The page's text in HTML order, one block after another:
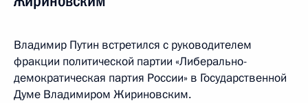
Владимир Путин встретился с руководителем
фракции политической партии «Либерально-
демократическая партия России» в Государственной
Думе Владимиром Жириновским.